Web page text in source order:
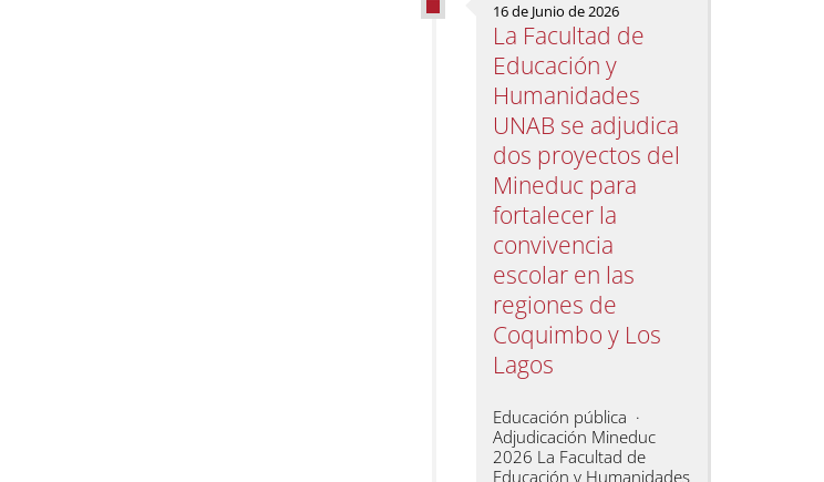
16 de Junio de 2026
La Facultad de
Educación y
Humanidades
UNAB se adjudica
dos proyectos del
Mineduc para
fortalecer la
convivencia
escolar en las
regiones de
Coquimbo y Los
Lagos
Educación pública ·
Adjudicación Mineduc
2026 La Facultad de
Educación y Humanidades